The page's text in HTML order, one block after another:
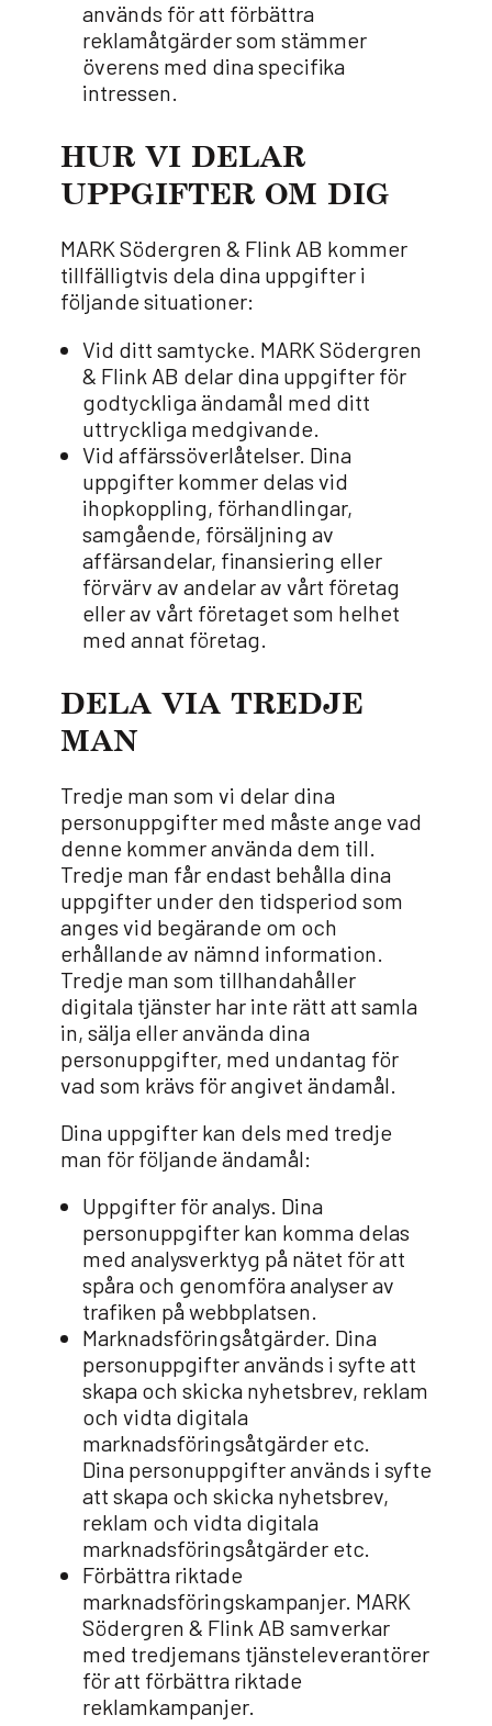
används för att förbättra
reklamåtgärder som stämmer
överens med dina specifika
intressen.
HUR VI DELAR
UPPGIFTER OM DIG
MARK Södergren & Flink AB kommer
tillfälligtvis dela dina uppgifter i
följande situationer:
Vid ditt samtycke. MARK Södergren
& Flink AB delar dina uppgifter för
godtyckliga ändamål med ditt
uttryckliga medgivande.
Vid affärssöverlåtelser. Dina
uppgifter kommer delas vid
ihopkoppling, förhandlingar,
samgående, försäljning av
affärsandelar, finansiering eller
förvärv av andelar av vårt företag
eller av vårt företaget som helhet
med annat företag.
DELA VIA TREDJE
MAN
Tredje man som vi delar dina
personuppgifter med måste ange vad
denne kommer använda dem till.
Tredje man får endast behålla dina
uppgifter under den tidsperiod som
anges vid begärande om och
erhållande av nämnd information.
Tredje man som tillhandahåller
digitala tjänster har inte rätt att samla
in, sälja eller använda dina
personuppgifter, med undantag för
vad som krävs för angivet ändamål.
Dina uppgifter kan dels med tredje
man för följande ändamål:
Uppgifter för analys. Dina
personuppgifter kan komma delas
med analysverktyg på nätet för att
spåra och genomföra analyser av
trafiken på webbplatsen.
Marknadsföringsåtgärder. Dina
personuppgifter används i syfte att
skapa och skicka nyhetsbrev, reklam
och vidta digitala
marknadsföringsåtgärder etc.
Dina personuppgifter används i syfte
att skapa och skicka nyhetsbrev,
reklam och vidta digitala
marknadsföringsåtgärder etc.
Förbättra riktade
marknadsföringskampanjer. MARK
Södergren & Flink AB samverkar
med tredjemans tjänsteleverantörer
för att förbättra riktade
reklamkampanjer.